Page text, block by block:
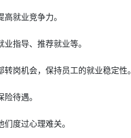
就业竞争力。
指导、推荐就业等。
岗机会，保持员工的就业稳定性。
待遇。
度过心理难关。